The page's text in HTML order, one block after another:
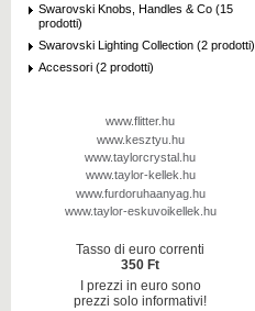
Swarovski Knobs, Handles & Co (15
prodotti)
Swarovski Lighting Collection (2 prodotti)
Accessori (2 prodotti)
www.flitter.hu
www.kesztyu.hu
www.taylorcrystal.hu
www.taylor-kellek.hu
www.furdoruhaanyag.hu
www.taylor-eskuvoikellek.hu
Tasso di euro correnti
350 Ft
I prezzi in euro sono
prezzi solo informativi!